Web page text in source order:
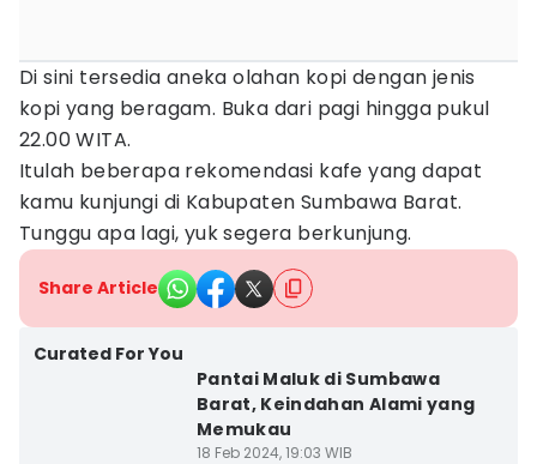
Di sini tersedia aneka olahan kopi dengan jenis
kopi yang beragam. Buka dari pagi hingga pukul
22.00 WITA.
Itulah beberapa rekomendasi kafe yang dapat
kamu kunjungi di Kabupaten Sumbawa Barat.
Tunggu apa lagi, yuk segera berkunjung.
Share Article
Curated For You
Pantai Maluk di Sumbawa
Barat, Keindahan Alami yang
Memukau
18 Feb 2024, 19:03 WIB